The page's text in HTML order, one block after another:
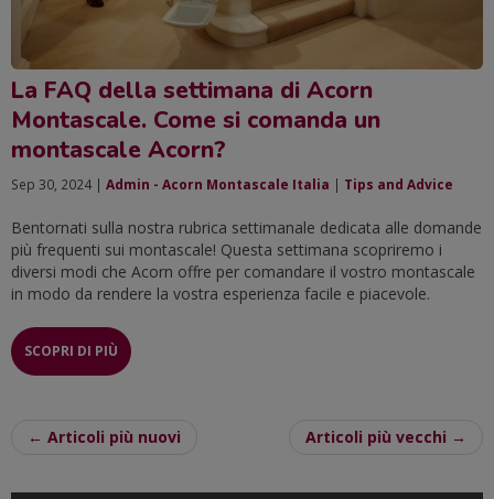
La FAQ della settimana di Acorn
Montascale. Come si comanda un
montascale Acorn?
Sep 30, 2024 | Admin - Acorn Montascale Italia | Tips and Advice
Bentornati sulla nostra rubrica settimanale dedicata alle domande
più frequenti sui montascale! Questa settimana scopriremo i
diversi modi che Acorn offre per comandare il vostro montascale
in modo da rendere la vostra esperienza facile e piacevole.
SCOPRI DI PIÙ
← Articoli più nuovi Articoli più vecchi →